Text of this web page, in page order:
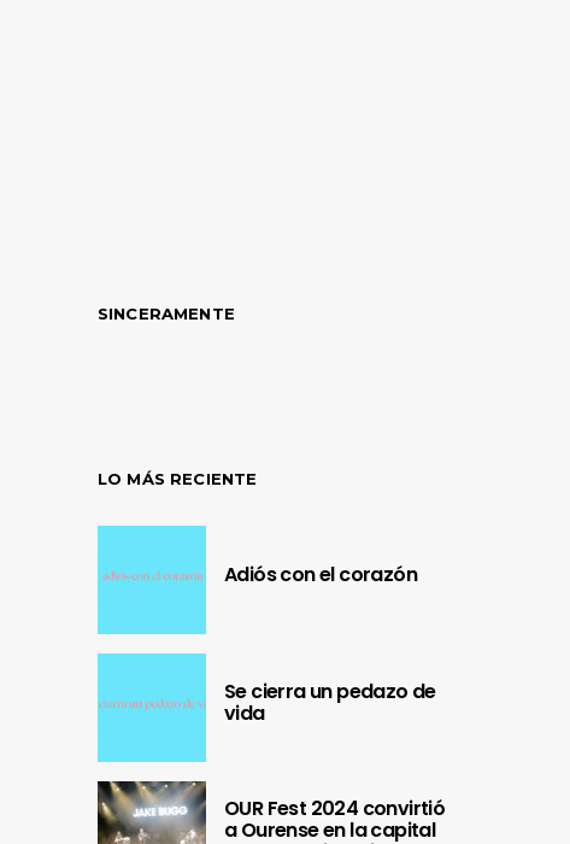
SINCERAMENTE
LO MÁS RECIENTE
Adiós con el corazón
Se cierra un pedazo de
vida
OUR Fest 2024 convirtió
a Ourense en la capital